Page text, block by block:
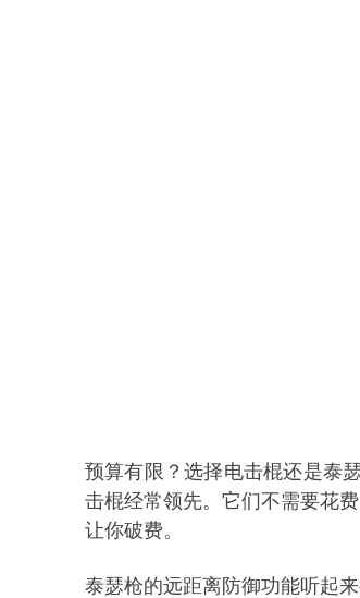
预算有限？选择电击棍还是泰
击棍经常领先。它们不需要花
让你破费。
泰瑟枪的远距离防御功能听起